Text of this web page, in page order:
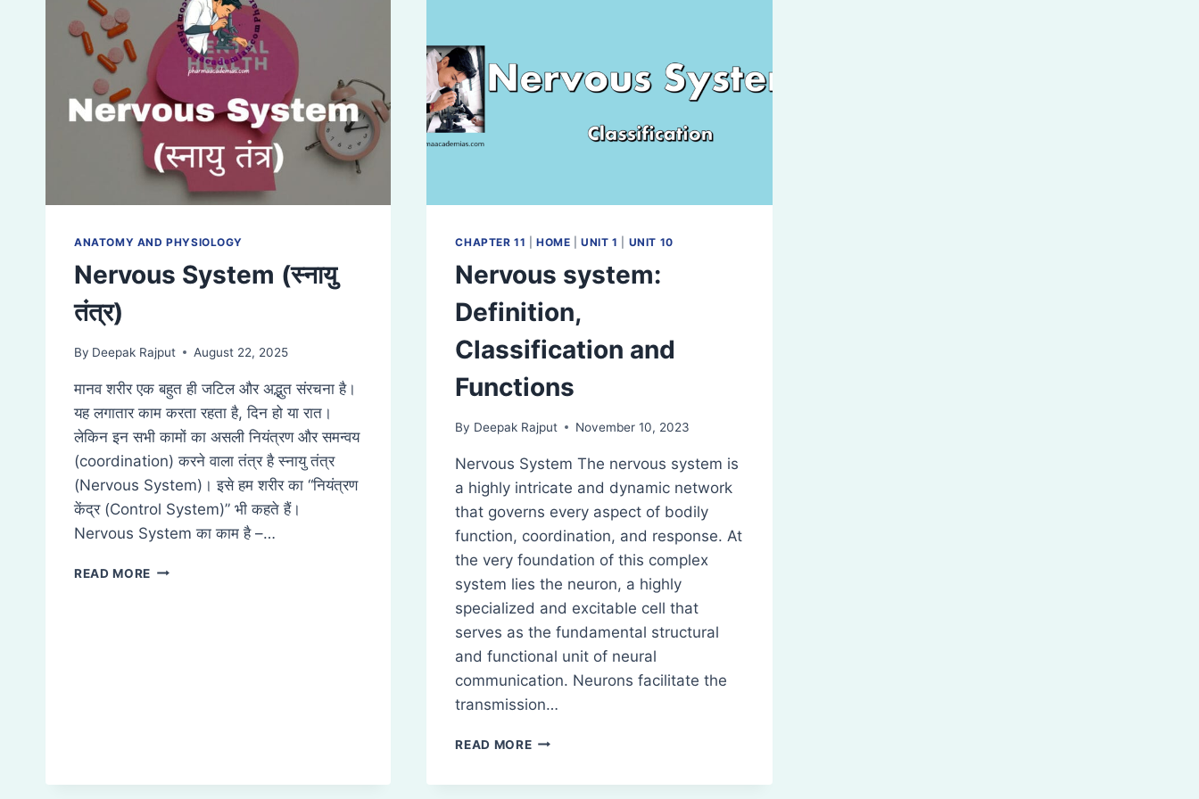
ANATOMY AND PHYSIOLOGY
Nervous System (स्नायु
तंत्र)
By Deepak Rajput August 22, 2025
मानव शरीर एक बहुत ही जटिल और अद्भुत संरचना है।
यह लगातार काम करता रहता है, दिन हो या रात।
लेकिन इन सभी कामों का असली नियंत्रण और समन्वय
(coordination) करने वाला तंत्र है स्नायु तंत्र
(Nervous System)। इसे हम शरीर का “नियंत्रण
केंद्र (Control System)” भी कहते हैं।
Nervous System का काम है –…
READ MORE NERVOUS
CHAPTER 11 |HOME |UNIT 1 UNIT 10
Nervous system:
Definition,
Classification and
Functions
By Deepak Rajput November 10, 2023
Nervous System The nervous system is
a highly intricate and dynamic network
that governs every aspect of bodily
function, coordination, and response. At
the very foundation of this complex
system lies the neuron, a highly
specialized and excitable cell that
serves as the fundamental structural
and functional unit of neural
communication. Neurons facilitate the
transmission…
READ MORENERVOUS